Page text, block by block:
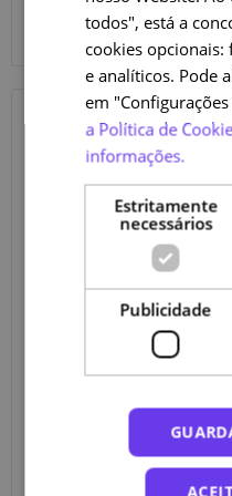
A aposta da mais recente
etapa na oferta formativa da
23 de Junho de 2026
"Traduz a
cidadão comum":
23 de Junho de 2026
SOBRE UM
todos", está a
cookies
e analíticos. Pode
em
a Política de
informações.
Estritamente
necessários
Publicidade